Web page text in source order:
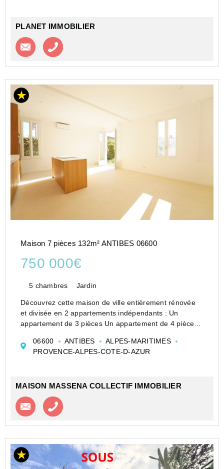
PLANET IMMOBILIER
Contacter l'agence
Maison 7 pièces 132m² ANTIBES 06600
750 000€
5 chambres Jardin
Découvrez cette maison de ville entièrement rénovée
et divisée en 2 appartements indépendants : Un
appartement de 3 pièces Un appartement de 4 pièces
terrasses agréables et de places de stationnement
priva...
06600 ANTIBES
ALPES-MARITIMES
PROVENCE-ALPES-COTE-D-AZUR
MAISON MASSENA COLLECTIF IMMOBILIER
Contacter l'agence